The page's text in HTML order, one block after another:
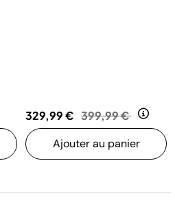
329,99 € Prix réduit de
399,99 € au
Ajouter au panier